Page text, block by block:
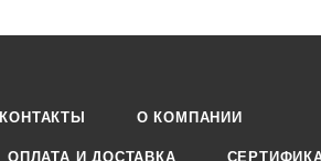
КОНТАКТЫ О КОМПАНИИ
ОПЛАТА И ДОСТАВКА